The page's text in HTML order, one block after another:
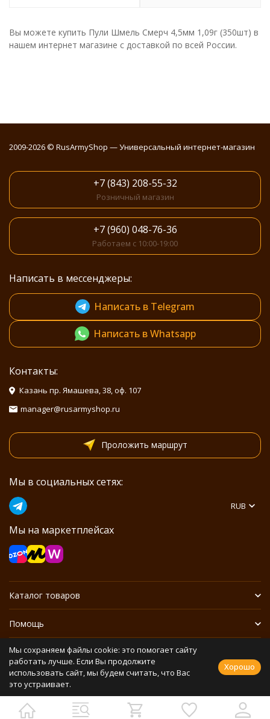
Вы можете купить Пули Шмель Смерч 4,5мм 1,09г (350шт) в
нашем интернет магазине с доставкой по всей России.
2009-2026 © RusArmyShop — Универсальный интернет-магазин
+7 (843) 208-55-32
Розничный магазин
+7 (960) 048-76-36
Работаем с 10:00-19:00
Написать в мессенджеры:
Написать в Telegram
Написать в Whatsapp
Контакты:
Казань пр. Ямашева, 38, оф. 107
manager@rusarmyshop.ru
Проложить маршрут
Мы в социальных сетях:
Мы на маркетплейсах
RUB
Каталог товаров
Помощь
Информация
Политика персональных данных
Разработано в
bodysite.ru Webasyst —
Мы сохраняем файлы cookie: это помогает сайту
работать лучше. Если Вы продолжите
использовать сайт, мы будем считать, что Вас
это устраивает.
Хорошо